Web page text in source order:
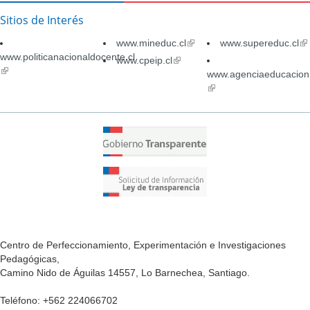
Sitios de Interés
www.politicanacionaldocente.cl
(link
www.mineduc.cl(link
external)
www.supereduc.cl
www.cpeip.cl(link
external)(link
external)
Centro de Perfeccionamiento, Experimentación e Investigaciones
Pedagógicas,
Camino Nido de Águilas 14557, Lo Barnechea, Santiago.
Teléfono: +562 224066702